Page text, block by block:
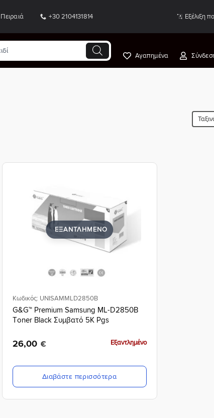
+30 2104131814 Εξέλιξη
Αγαπημένα
ΕΞΑΝΤΛΗΜΈΝΟ
Κωδικός: UNISAMMLD2850B
G&G™ Premium Samsung ML-D2850B
Τoner Βlack Συμβατό 5K Pgs
26,00 €
Διαβάστε περισσότερα
Εξαντλημένο